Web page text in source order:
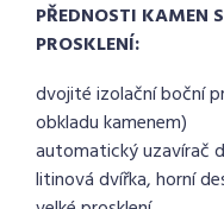
PŘEDNOSTI KAMEN
PROSKLENÍ:
dvojité izolační boční
obkladu kamenem)
automatický uzavírač
litinová dvířka, horní